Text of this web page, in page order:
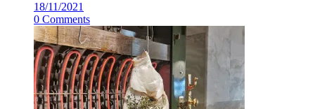
18/11/2021
0 Comments